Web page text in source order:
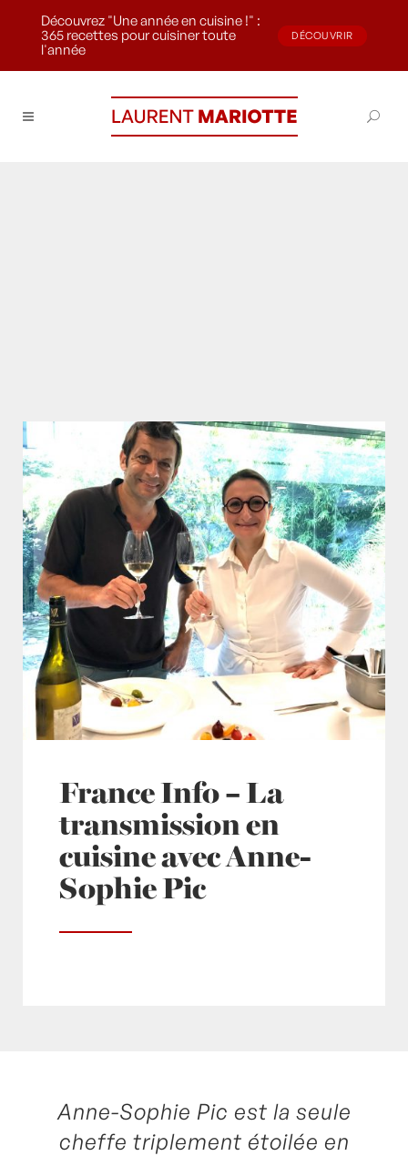
Découvrez "Une année en cuisine !" :
365 recettes pour cuisiner toute
l'année
DÉCOUVRIR
France Info – La
transmission en
cuisine avec Anne-
Sophie Pic
Posté à 10:52hin- Actualités -,- Radio -by
Laurent Mariotte
0 Commentaires
Anne-Sophie Pic est la seule
cheffe triplement étoilée en